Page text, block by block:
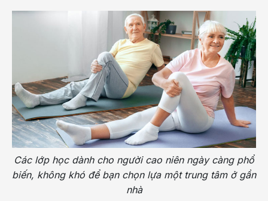
Các lớp học dành cho người cao niên ngày càng phổ
biến, không khó để bạn chọn lựa một trung tâm ở gần
nhà